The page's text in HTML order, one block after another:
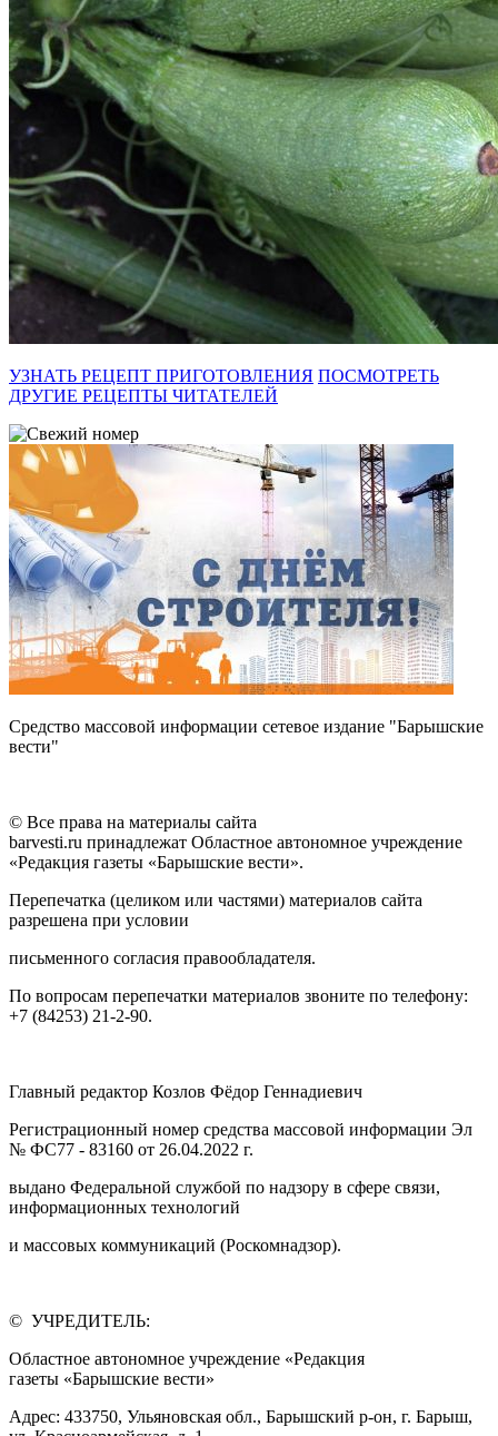
УЗНАТЬ РЕЦЕПТ ПРИГОТОВЛЕНИЯ ПОСМОТРЕТЬ
ДРУГИЕ РЕЦЕПТЫ ЧИТАТЕЛЕЙ
Средство массовой информации сетевое издание "Барышские
вести"
© Все права на материалы сайта
barvesti.ru принадлежат Областное автономное учреждение
«Редакция газеты «Барышские вести».
Перепечатка (целиком или частями) материалов сайта
разрешена при условии
письменного согласия правообладателя.
По вопросам перепечатки материалов звоните по телефону:
+7 (84253) 21-2-90.
Главный редактор Козлов Фёдор Геннадиевич
Регистрационный номер средства массовой информации Эл
№ ФС77 - 83160 от 26.04.2022 г.
выдано Федеральной службой по надзору в сфере связи,
информационных технологий
и массовых коммуникаций (Роскомнадзор).
© УЧРЕДИТЕЛЬ:
Областное автономное учреждение «Редакция
газеты «Барышские вести»
Адрес: 433750, Ульяновская обл., Барышский р-он, г. Барыш,